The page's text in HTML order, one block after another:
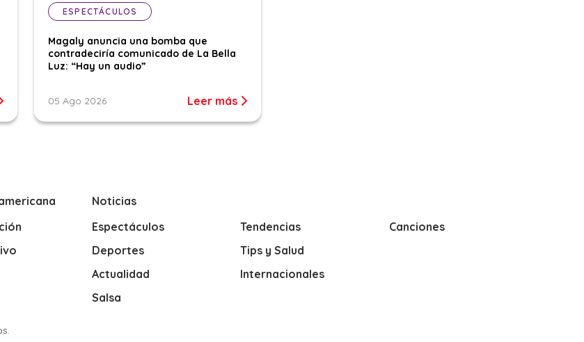
ESPECTÁCULOS
Magaly anuncia una bomba que
contradeciría comunicado de La Bella
Luz: “Hay un audio”
05 Ago 2026 Leer más
Noticias
Espectáculos
Deportes
Actualidad
Salsa
Tendencias
Tips y Salud
Internacionales
Canciones